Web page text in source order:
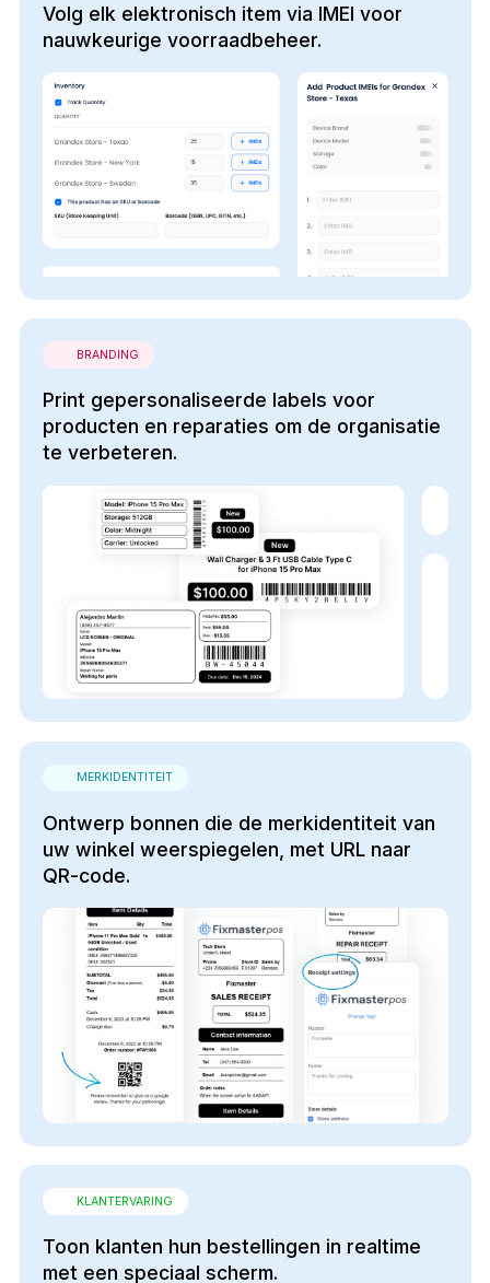
Volg elk elektronisch item via IMEI voor
nauwkeurige voorraadbeheer.
BRANDING
Print gepersonaliseerde labels voor
producten en reparaties om de organisatie
te verbeteren.
MERKIDENTITEIT
Ontwerp bonnen die de merkidentiteit van
uw winkel weerspiegelen, met URL naar
QR-code.
KLANTERVARING
Toon klanten hun bestellingen in realtime
met een speciaal scherm.